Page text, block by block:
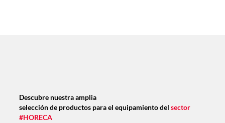
Descubre nuestra amplia
selección de productos para el equipamiento del sector
#HORECA